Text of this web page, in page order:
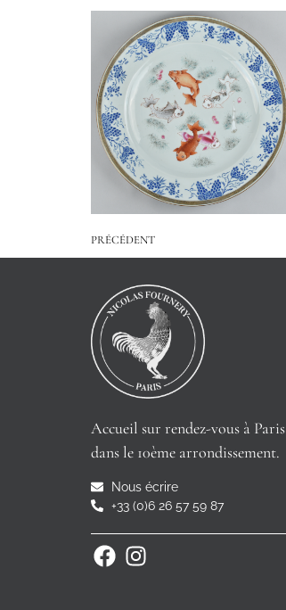
PRÉCÉDENT
Accueil sur rendez-vous à Paris
dans le 10ème arrondissement.
Nous écrire
+33 (0)6 26 57 59 87